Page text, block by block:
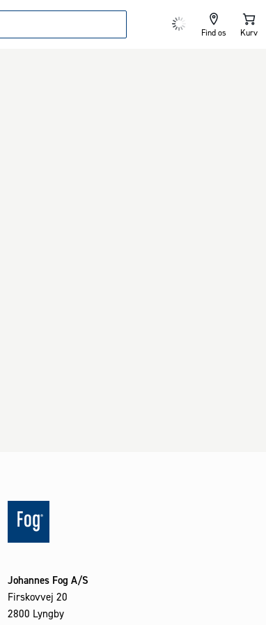
Find os Kurv
Johannes Fog A/S
Firskovvej 20
2800 Lyngby